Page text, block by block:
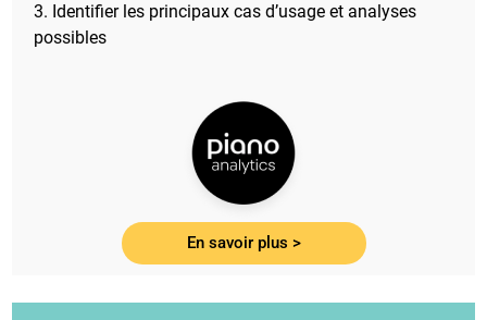
3. Identifier les principaux cas d’usage et analyses
possibles
En savoir plus >